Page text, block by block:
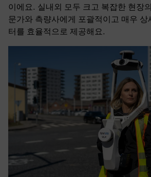
이에요. 실내외 모두 크고 복잡한 현장
문가와 측량사에게 포괄적이고 매우 상
터를 효율적으로 제공해요.